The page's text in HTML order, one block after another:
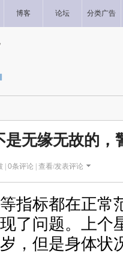
博客 论坛 分类广告
是无缘无故的，
| 0条评论 | 查看/发表评论
指标都在正常
了问题。上个
，但是身体状